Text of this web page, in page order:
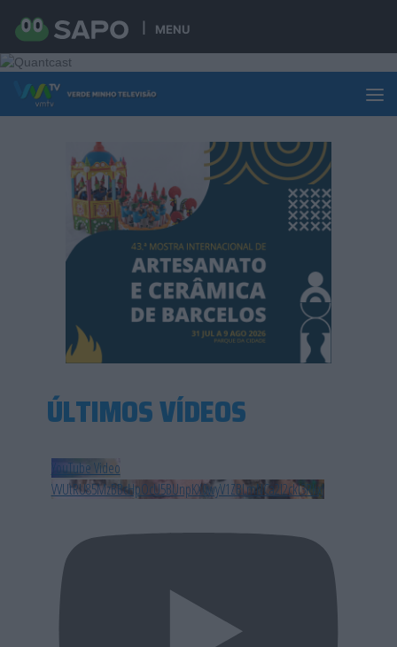
MENU
Skip to content
ÚLTIMOS VÍDEOS
YouTube Video
VVUtRU85MzBBcHpOcU5BUnpKX0wyV1ZBLmNCa2l2ckl3RkxJ